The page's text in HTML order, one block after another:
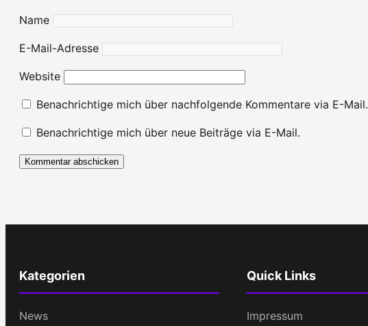
Name
E-Mail-Adresse
Website
Benachrichtige mich über nachfolgende Kommentare via E-Mail.
Benachrichtige mich über neue Beiträge via E-Mail.
Kategorien
News
Quick Links
Impressum